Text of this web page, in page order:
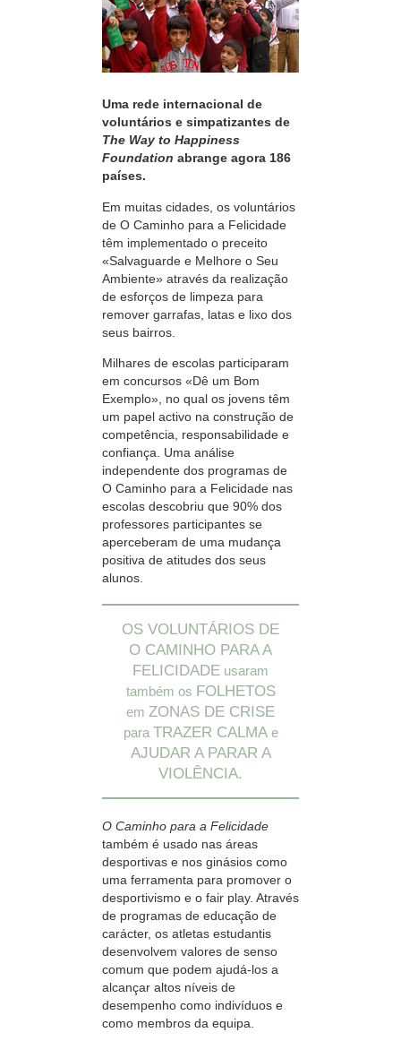
Uma rede internacional de
voluntários e simpatizantes de
The Way to Happiness
Foundation abrange agora 186
países.
Em muitas cidades, os voluntários
de O Caminho para a Felicidade
têm implementado o preceito
«Salvaguarde e Melhore o Seu
Ambiente» através da realização
de esforços de limpeza para
remover garrafas, latas e lixo dos
seus bairros.
Milhares de escolas participaram
em concursos «Dê um Bom
Exemplo», no qual os jovens têm
um papel activo na construção de
competência, responsabilidade e
confiança. Uma análise
independente dos programas de
O Caminho para a Felicidade nas
escolas descobriu que 90% dos
professores participantes se
aperceberam de uma mudança
positiva de atitudes dos seus
alunos.
OS VOLUNTÁRIOS DE
O CAMINHO PARA A
FELICIDADE usaram
também os FOLHETOS
em ZONAS DE CRISE
para TRAZER CALMAe
AJUDAR A PARAR A
VIOLÊNCIA.
O Caminho para a Felicidade
também é usado nas áreas
desportivas e nos ginásios como
uma ferramenta para promover o
desportivismo e o fair play. Através
de programas de educação de
carácter, os atletas estudantis
desenvolvem valores de senso
comum que podem ajudá‑los a
alcançar altos níveis de
desempenho como indivíduos e
como membros da equipa.